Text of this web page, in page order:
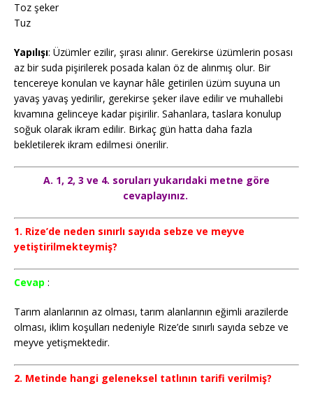
Toz şeker
Tuz
Yapılışı: Üzümler ezilir, şırası alınır. Gerekirse üzümlerin posası
az bir suda pişirilerek posada kalan öz de alınmış olur. Bir
tencereye konulan ve kaynar hâle getirilen üzüm suyuna un
yavaş yavaş yedirilir, gerekirse şeker ilave edilir ve muhallebi
kıvamına gelinceye kadar pişirilir. Sahanlara, taslara konulup
soğuk olarak ikram edilir. Birkaç gün hatta daha fazla
bekletilerek ikram edilmesi önerilir.
A. 1, 2, 3 ve 4. soruları yukarıdaki metne göre
cevaplayınız.
1. Rize’de neden sınırlı sayıda sebze ve meyve
yetiştirilmekteymiş?
Cevap :
Tarım alanlarının az olması, tarım alanlarının eğimli arazilerde
olması, iklim koşulları nedeniyle Rize’de sınırlı sayıda sebze ve
meyve yetişmektedir.
2. Metinde hangi geleneksel tatlının tarifi verilmiş?